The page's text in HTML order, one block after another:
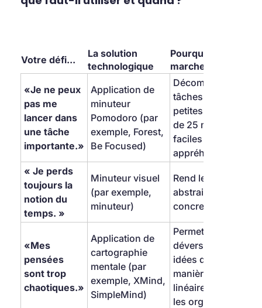
Votre défi...
La solution
technologique
Pourquoi ça
marche
«Je ne peux
pas me
lancer dans
une tâche
importante.»
Application de
minuteur
Pomodoro (par
exemple, Forest,
Be Focused)
Décompose les
tâches en
petites tranches
de 25 minutes,
faciles à
appréhender.
« Je perds
toujours la
notion du
temps. »
Minuteur visuel
(par exemple,
minuteur)
Rend le temps
abstrait visuel et
concret.
«Mes
pensées
sont trop
chaotiques.»
Application de
cartographie
mentale (par
exemple, XMind,
SimpleMind)
Permet de «
déverser » des
idées de
manière non
linéaire, puis de
les organiser.